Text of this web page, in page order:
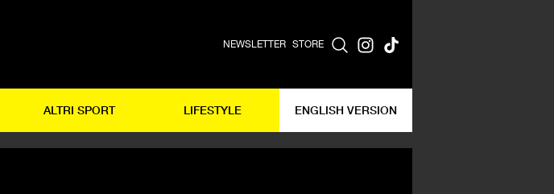
NEWSLETTER STORE
ALTRI SPORT LIFESTYLE ENGLISH VERSION